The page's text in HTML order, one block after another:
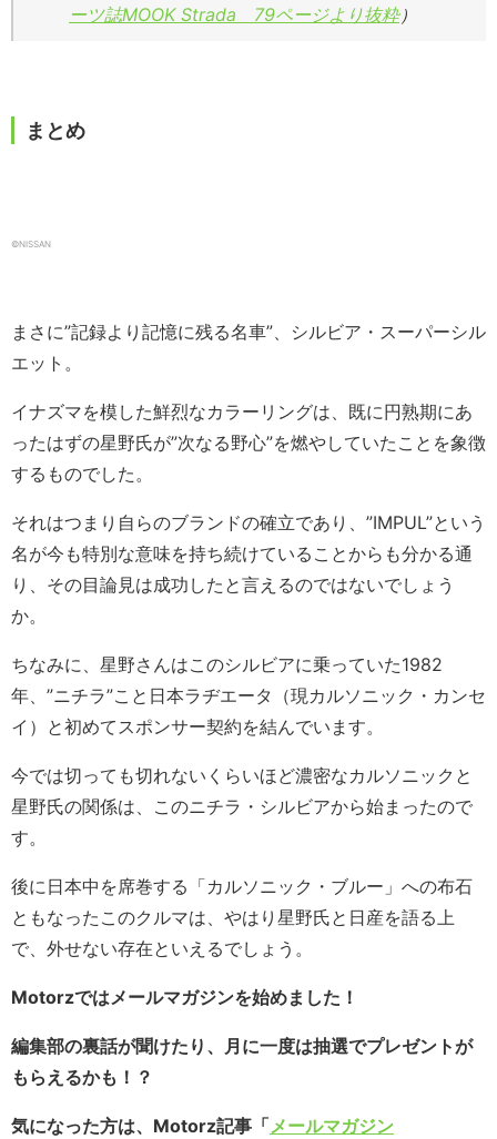
ーツ誌MOOK Strada 79ページより抜粋）
まとめ
©NISSAN
まさに”記録より記憶に残る名車”、シルビア・スーパーシル
エット。
イナズマを模した鮮烈なカラーリングは、既に円熟期にあ
ったはずの星野氏が”次なる野心”を燃やしていたことを象徴
するものでした。
それはつまり自らのブランドの確立であり、”IMPUL”という
名が今も特別な意味を持ち続けていることからも分かる通
り、その目論見は成功したと言えるのではないでしょう
か。
ちなみに、星野さんはこのシルビアに乗っていた1982
年、”ニチラ”こと日本ラヂエータ（現カルソニック・カンセ
イ）と初めてスポンサー契約を結んでいます。
今では切っても切れないくらいほど濃密なカルソニックと
星野氏の関係は、このニチラ・シルビアから始まったので
す。
後に日本中を席巻する「カルソニック・ブルー」への布石
ともなったこのクルマは、やはり星野氏と日産を語る上
で、外せない存在といえるでしょう。
Motorzではメールマガジンを始めました！
編集部の裏話が聞けたり、月に一度は抽選でプレゼントが
もらえるかも！？
気になった方は、Motorz記事「メールマガジン